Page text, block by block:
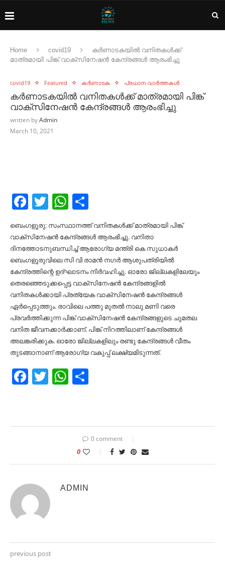
Home covid19
കർണാടകയിൽ വനിതകൾക്ക്
മാത്രമായി പിങ്ക് വാക്സിനേഷൻ കേന്ദ്രങ്ങൾ ആരംഭിച്ചു
covid19 Featured കർണാടക പ്രധാന വാർത്തകൾ
കർണാടകയിൽ വനിതകൾക്ക് മാത്രമായി പിങ്ക്
വാക്സിനേഷൻ കേന്ദ്രങ്ങൾ ആരംഭിച്ചു
written byAdmin
March 10, 2021
Facebook
TwitterWhatsApp
ബെംഗളൂരു: സംസ്ഥാനത്ത് വനിതകൾക്ക് മാത്രമായി പിങ്ക്
വാക്സിനേഷൻ കേന്ദ്രങ്ങൾ ആരംഭിച്ചു. വനിതാ
ദിനത്തോടനുബന്ധിച്ച് ആരോഗ്യ മന്ത്രി കെ സുധാകർ
ബെംഗളൂരുവിലെ സി വി രാമൻ നഗർ ആശുപത്രിയിൽ
കേന്ദ്രത്തിന്റെ ഉദ്ഘാടനം നിർവഹിച്ചു. ഓരോ ജില്ലകളിലേയും
തെരഞ്ഞെടുക്കപ്പെട്ട വാക്സിനേഷൻ കേന്ദ്രങ്ങളിൽ
വനിതകൾക്കായി പ്രത്യേക വാക്സിനേഷൻ കേന്ദ്രങ്ങൾ
ഏർപ്പെടുത്തും. രാവിലെ പത്തു മുതൽ നാലു മണി വരെ
പ്രവർത്തിക്കുന്ന പിങ്ക് വാക്സിനേഷൻ കേന്ദ്രങ്ങളുടെ ചുമതല
വനിത ജീവനക്കാർക്കാണ്. പിങ്ക് നിറത്തിലാണ് കേന്ദ്രങ്ങൾ
അലങ്കരിക്കുക. ഓരോ ജില്ലകളിലും രണ്ടു കേന്ദ്രങ്ങൾ വീതം
തുടങ്ങാനാണ് ആരോഗ്യ വകുപ്പ് ലക്ഷ്യമിടുന്നത്.
Facebook
TwitterWhatsApp
0 comment
0
ADMIN
previous post